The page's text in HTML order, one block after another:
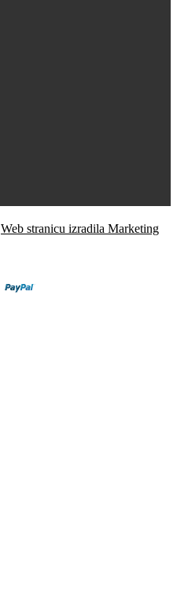
Web stranicu izradila Marketing